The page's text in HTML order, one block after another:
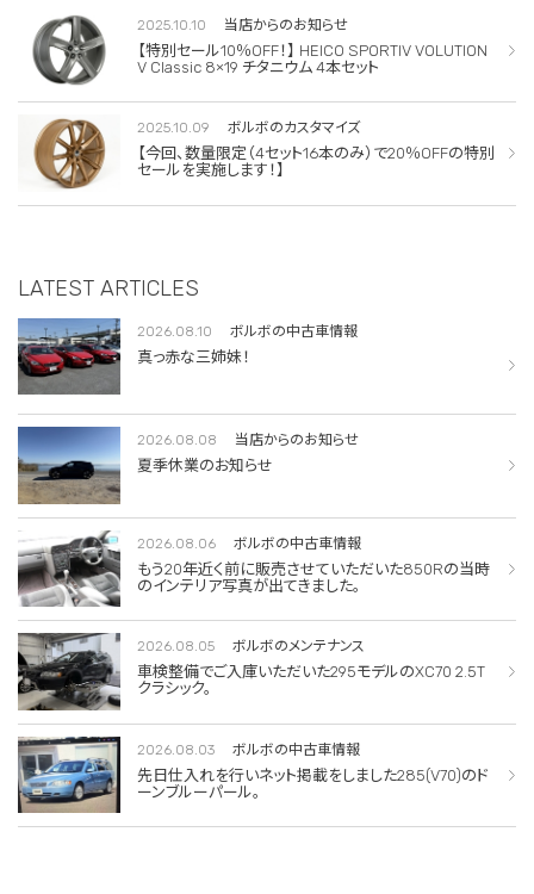
2025.10.10 当店からのお知らせ
【特別セール10％OFF！】 HEICO SPORTIV VOLUTION
V Classic 8×19 チタニウム 4本セット
2025.10.09 ボルボのカスタマイズ
【今回、数量限定（4セット16本のみ）で20％OFFの特別
セールを実施します！】
LATEST ARTICLES
2026.08.10 ボルボの中古車情報
真っ赤な三姉妹！
2026.08.08 当店からのお知らせ
夏季休業のお知らせ
2026.08.06 ボルボの中古車情報
もう20年近く前に販売させていただいた850Rの当時
のインテリア写真が出てきました。
2026.08.05 ボルボのメンテナンス
車検整備でご入庫いただいた295モデルのXC70 2.5T
クラシック。
2026.08.03 ボルボの中古車情報
先日仕入れを行いネット掲載をしました285(V70)のド
ーンブルーパール。